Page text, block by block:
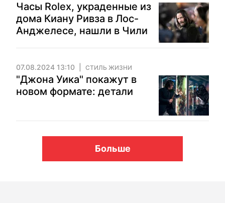
Часы Rolex, украденные из
дома Киану Ривза в Лос-
Анджелесе, нашли в Чили
07.08.2024 13:10 СТИЛЬ ЖИЗНИ
"Джона Уика" покажут в
новом формате: детали
Больше